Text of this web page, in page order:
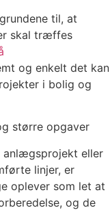
til, at
skal træffes
og enkelt det kan
i bolig og
større opgaver
anlægsprojekt eller
linjer, er
oplever som let at
og de